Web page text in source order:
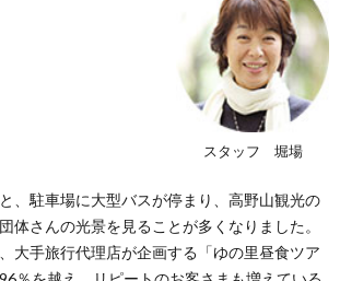
スタッフ 堀場
、駐車場に大型バスが停まり、高野山観光の
体さんの光景を見ることが多くなりました。
大手旅行代理店が企画する「ゆの里昼食ツア